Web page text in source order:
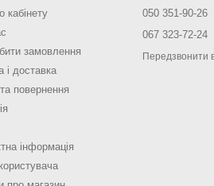
кабінету
замовлення
і доставка
повернення
інформація
050 351-90-26
067 323-72-24
Передзвонити